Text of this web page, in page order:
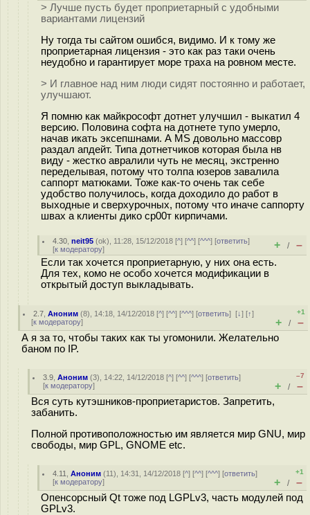
> Лучше пусть будет проприетарный с удобными
вариантами лицензий
Ну тогда ты сайтом ошибся, видимо. И к тому же
проприетарная лицензия - это как раз таки очень
неудобно и гарантирует море траха на ровном месте.
> И главное над ним люди сидят постоянно и работает,
улучшают.
Я помню как майкрософт дотнет улучшил - выкатил 4
версию. Половина софта на дотнете тупо умерло,
начав икать эксепшнами. А MS довольно массовр
раздал апдейт. Типа дотнетчиков которая была нв
виду - жестко авралили чуть не месяц, экстренно
переделывая, потому что толпа юзеров завалила
саппорт матюками. Тоже как-то очень так себе
удобство получилось, когда доходило до работ в
выходные и сверхурочных, потому что иначе саппорту
швах а клиенты дико ср00т кирпичами.
4.30 ,neit95 (ok), 11:28, 15/12/2018 [^] [^^] [^^^] [ответить]
[к модератору] + / –
Если так хочется проприетарную, у них она есть.
Для тех, комо не особо хочется модификации в
открытый доступ выкладывать.
2.7 ,Аноним (8), 14:18, 14/12/2018 [^] [^^] [^^^] [ответить][↓] [↑]
[к модератору]
+1
+ / –
А я за то, чтобы таких как ты угомонили. Желательно
баном по IP.
3.9 ,Аноним (3), 14:22, 14/12/2018 [^] [^^] [^^^] [ответить]
[к модератору]
–7
+ / –
Вся суть кутэшников-проприетаристов. Запретить,
забанить.
Полной противоположностью им является мир GNU, мир
свободы, мир GPL, GNOME etc.
4.11 ,Аноним (11), 14:31, 14/12/2018 [^] [^^] [^^^] [ответить]
[к модератору]
+1
+ / –
Опенсорсный Qt тоже под LGPLv3, часть модулей под
GPLv3.